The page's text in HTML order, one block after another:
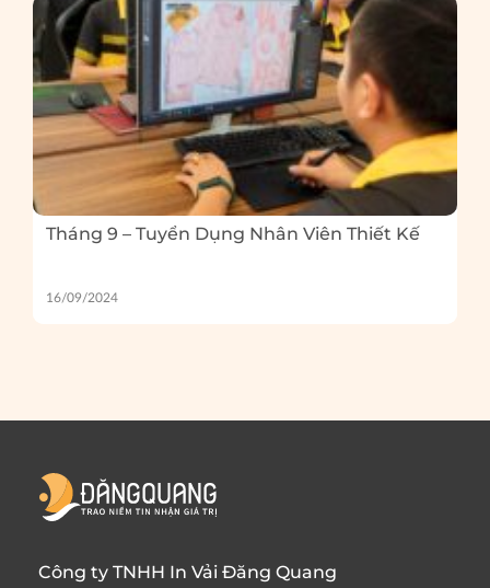
Tháng 9 – Tuyển Dụng Nhân Viên Thiết Kế
16/09/2024
Công ty TNHH In Vải Đăng Quang